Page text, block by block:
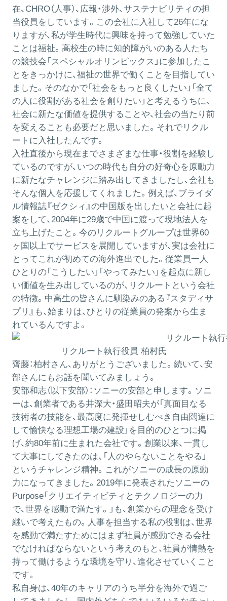
在、CHRO（人事）、広報・渉外、サステナビリティの担
当役員をしています。この会社に入社して26年にな
りますが、私が学生時代に興味を持って勉強していた
ことは福祉。高校生の時に知的障がいのある人たち
の競技会「スペシャルオリンピックス」に参加したこ
とをきっかけに、福祉の世界で働くことを目指してい
ました。そのなかで「社会をもっと良くしたい」「全て
の人に役割がある社会を創りたい」と考えるうちに、
社会に新たな価値を提供することや、社会の当たり前
を変えることも必要だと思いました。それでリクル
ートに入社したんです。
入社直後から現在までさまざまな仕事・役割を経験し
ているのですが、いつの時代も自分の好奇心を原動力
に新たなチャレンジに踏み出してきましたし、会社も
そんな個人を応援してくれました。例えば、ブライダ
ル情報誌『ゼクシィ』の中国版を出したいと会社に起
案をして、2004年に29歳で中国に渡って現地法人を
立ち上げたこと。今のリクルートグループは世界60
ヶ国以上でサービスを展開していますが、実は会社に
とってこれが初めての海外進出でした。従業員一人
ひとりの「こうしたい」「やってみたい」を起点に新し
い価値を生み出しているのが、リクルートという会社
の特徴。中高生の皆さんに馴染みのある『スタディサ
プリ』も、始まりは、ひとりの従業員の発案から生ま
れているんですよ。
リクルート執行役員 柏村氏
齊藤：柏村さん、ありがとうございました。続いて、安
部さんにもお話を聞いてみましょう。
安部和志（以下安部）： ソニーの安部と申します。ソニ
ーは、創業者である井深大・盛田昭夫が「真面目なる
技術者の技能を、最高度に発揮せしむべき自由闊達に
して愉快なる理想工場の建設」を目的のひとつに掲
げ、約80年前に生まれた会社です。創業以来、一貫し
て大事にしてきたのは、「人のやらないことをやる」
というチャレンジ精神。これがソニーの成長の原動
力になってきました。2019年に発表されたソニーの
Purpose「クリエイティビティとテクノロジーの力
で、世界を感動で満たす。」も、創業からの理念を受け
継いで考えたもの。人事を担当する私の役割は、世界
を感動で満たすためにはまず社員が感動できる会社
でなければならないという考えのもと、社員が情熱を
持って働けるような環境を守り、進化させていくこと
です。
私自身は、40年のキャリアのうち半分を海外で過ご